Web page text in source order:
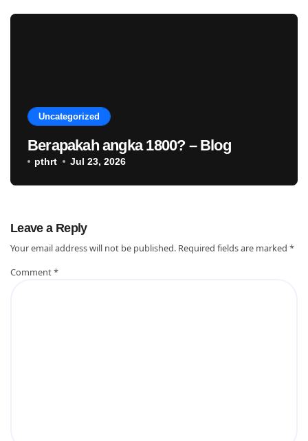
Uncategorized
Berapakah angka 1800? – Blog
pthrt Jul 23, 2026
Leave a Reply
Your email address will not be published. Required fields are marked *
Comment*